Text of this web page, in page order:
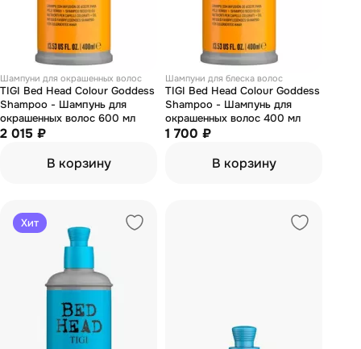
Шампуни для окрашенных волос
TIGI Bed Head Colour Goddess
Shampoo - Шампунь для
окрашенных волос 600 мл
2 015 ₽
В корзину
Шампуни для блеска волос
TIGI Bed Head Colour Goddess
Shampoo - Шампунь для
окрашенных волос 400 мл
1 700 ₽
В корзину
Хит